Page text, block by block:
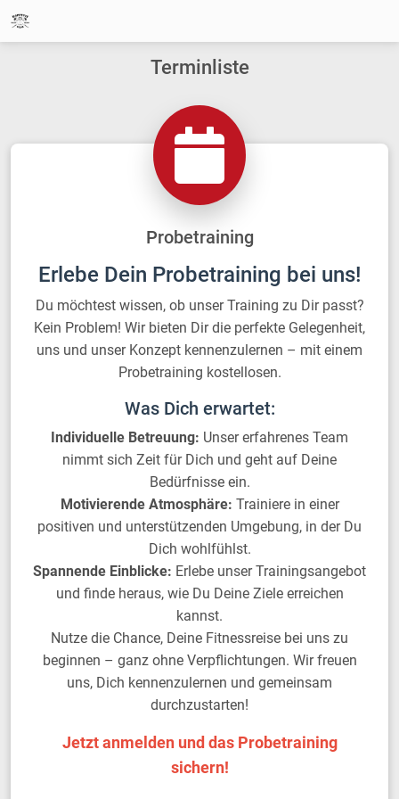
Terminliste
Probetraining
Erlebe Dein Probetraining bei uns!
Du möchtest wissen, ob unser Training zu Dir passt?
Kein Problem! Wir bieten Dir die perfekte Gelegenheit,
uns und unser Konzept kennenzulernen – mit einem
Probetraining kostellosen.
Was Dich erwartet:
Individuelle Betreuung: Unser erfahrenes Team
nimmt sich Zeit für Dich und geht auf Deine
Bedürfnisse ein.
Motivierende Atmosphäre: Trainiere in einer
positiven und unterstützenden Umgebung, in der Du
Dich wohlfühlst.
Spannende Einblicke: Erlebe unser Trainingsangebot
und finde heraus, wie Du Deine Ziele erreichen
kannst.
Nutze die Chance, Deine Fitnessreise bei uns zu
beginnen – ganz ohne Verpflichtungen. Wir freuen
uns, Dich kennenzulernen und gemeinsam
durchzustarten!
Jetzt anmelden und das Probetraining
sichern!